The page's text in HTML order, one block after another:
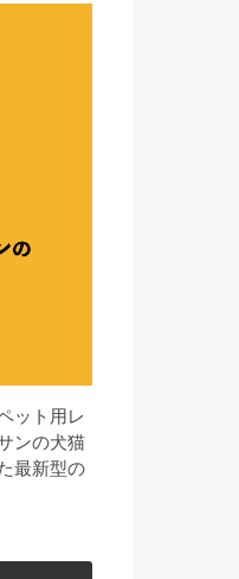
ット用レ
ンの犬猫
最新型の